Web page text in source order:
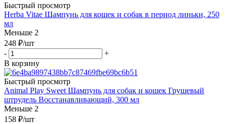
Быстрый просмотр
Herba Vitae Шампунь для кошек и собак в период линьки, 250
мл
Меньше 2
248 ₽/шт
-
+
В корзину
Быстрый просмотр
Animal Play Sweet Шампунь для собак и кошек Грушевый
штрудель Восстанавливающий, 300 мл
Меньше 2
158 ₽/шт